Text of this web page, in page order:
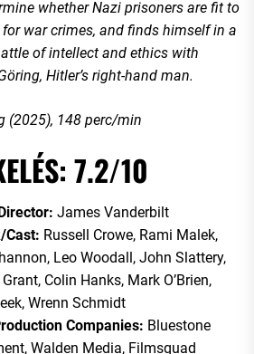
whether Nazi prisoners are fit to
war crimes, and finds himself in a
of intellect and ethics with
Hitler’s right-hand man.
(2025), 148 perc/min
7.2/10
James Vanderbilt
Cast: Russell Crowe, Rami Malek,
Leo Woodall, John Slattery,
Colin Hanks, Mark O’Brien,
Wrenn Schmidt
Companies: Bluestone
Walden Media, Filmsquad